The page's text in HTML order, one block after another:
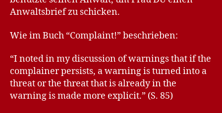
Anwaltsbrief zu schicken.
Wie im Buch “Complaint!” beschrieben:
“I noted in my discussion of warnings that if the
complainer persists, a warning is turned into a
threat or the threat that is already in the
warning is made more explicit.” (S. 85)